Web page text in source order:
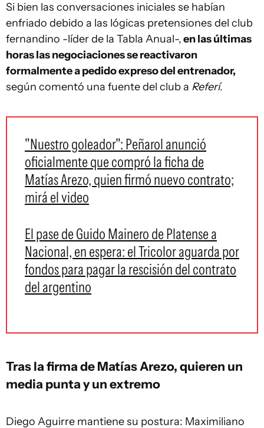
Si bien las conversaciones iniciales se habían
enfriado debido a las lógicas pretensiones del club
fernandino -líder de la Tabla Anual-,en las últimas
horas las negociaciones se reactivaron
formalmente a pedido expreso del entrenador,
según comentó una fuente del club a Referí.
"Nuestro goleador": Peñarol anunció
oficialmente que compró la ficha de
Matías Arezo, quien firmó nuevo contrato;
mirá el video
El pase de Guido Mainero de Platense a
Nacional, en espera: el Tricolor aguarda por
fondos para pagar la rescisión del contrato
del argentino
Tras la firma de Matías Arezo, quieren un
media punta y un extremo
Diego Aguirre mantiene su postura: Maximiliano